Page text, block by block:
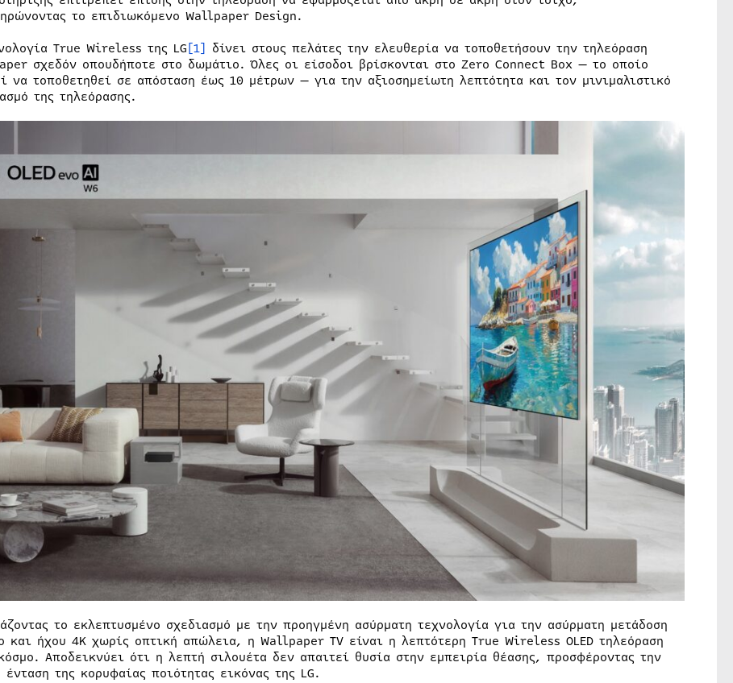
το επιδιωκόμενο Wallpaper Design.
True Wireless της LG[1] δίνει στους πελάτες την ελευθερία να τοποθετήσουν την τηλεόραση
σχεδόν οπουδήποτε στο δωμάτιο. Όλες οι είσοδοι βρίσκονται στο Zero Connect Box — το οποίο
να τοποθετηθεί σε απόσταση έως 10 μέτρων — για την αξιοσημείωτη λεπτότητα και τον μινιμαλιστικό
της τηλεόρασης.
το εκλεπτυσμένο σχεδιασμό με την προηγμένη ασύρματη τεχνολογία για την ασύρματη μετάδοση
και ήχου 4K χωρίς οπτική απώλεια, η Wallpaper TV είναι η λεπτότερη True Wireless OLED τηλεόραση
Αποδεικνύει ότι η λεπτή σιλουέτα δεν απαιτεί θυσία στην εμπειρία θέασης, προσφέροντας την
ένταση της κορυφαίας ποιότητας εικόνας της LG.